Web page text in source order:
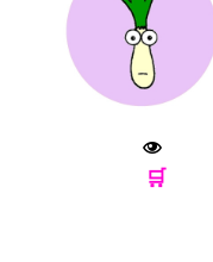
🛒